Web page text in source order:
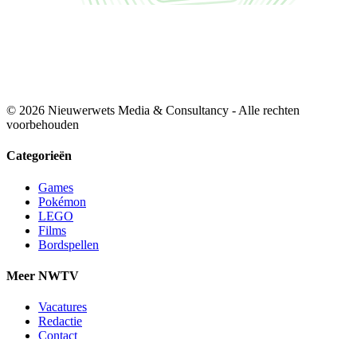
© 2026 Nieuwerwets Media & Consultancy - Alle rechten
voorbehouden
Categorieën
Games
Pokémon
LEGO
Films
Bordspellen
Meer NWTV
Vacatures
Redactie
Contact